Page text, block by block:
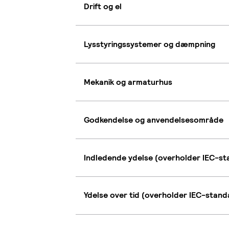
Drift og el
Lysstyringssystemer og dæmpning
Mekanik og armaturhus
Godkendelse og anvendelsesområde
Indledende ydelse (overholder IEC-
Ydelse over tid (overholder IEC-